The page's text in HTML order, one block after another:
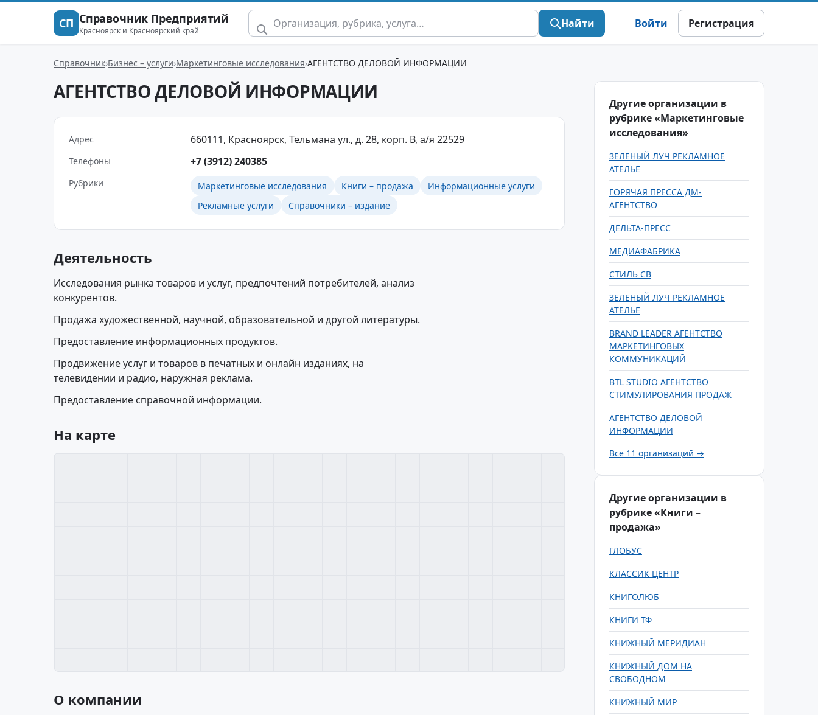
СП Справочник Предприятий
Красноярск и Красноярский край
Найти Войти Регистрация
Справочник Бизнес – услуги Маркетинговые исследования АГЕНТСТВО ДЕЛОВОЙ ИНФОРМАЦИИ
АГЕНТСТВО ДЕЛОВОЙ ИНФОРМАЦИИ
Адрес 660111, Красноярск, Тельмана ул., д. 28, корп. В, а/я 22529
Телефоны +7 (3912) 240385
Рубрики Маркетинговые исследования Книги – продажа
Информационные услуги
Рекламные услуги
Справочники – издание
Деятельность
Исследования рынка товаров и услуг, предпочтений потребителей, анализ
конкурентов.
Продажа художественной, научной, образовательной и другой литературы.
Предоставление информационных продуктов.
Продвижение услуг и товаров в печатных и онлайн изданиях, на
телевидении и радио, наружная реклама.
Предоставление справочной информации.
На карте
О компании
Другие организации в
рубрике «Маркетинговые
исследования»
ЗЕЛЕНЫЙ ЛУЧ РЕКЛАМНОЕ
АТЕЛЬЕ
ГОРЯЧАЯ ПРЕССА ДМ-
АГЕНТСТВО
ДЕЛЬТА-ПРЕСС
МЕДИАФАБРИКА
СТИЛЬ СВ
ЗЕЛЕНЫЙ ЛУЧ РЕКЛАМНОЕ
АТЕЛЬЕ
BRAND LEADER АГЕНТСТВО
МАРКЕТИНГОВЫХ
КОММУНИКАЦИЙ
BTL STUDIO АГЕНТСТВО
СТИМУЛИРОВАНИЯ ПРОДАЖ
АГЕНТСТВО ДЕЛОВОЙ
ИНФОРМАЦИИ
Все 11 организаций →
Другие организации в
рубрике «Книги –
продажа»
ГЛОБУС
КЛАССИК ЦЕНТР
КНИГОЛЮБ
КНИГИ ТФ
КНИЖНЫЙ МЕРИДИАН
КНИЖНЫЙ ДОМ НА
СВОБОДНОМ
КНИЖНЫЙ МИР